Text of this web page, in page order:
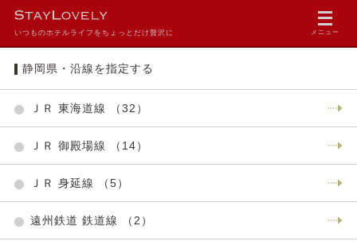
いつものホテルライフをちょっとだけ贅沢に メニュー
静岡県・沿線を指定する
ＪＲ 東海道線 （32）
ＪＲ 御殿場線 （14）
ＪＲ 身延線 （5）
遠州鉄道 鉄道線 （2）